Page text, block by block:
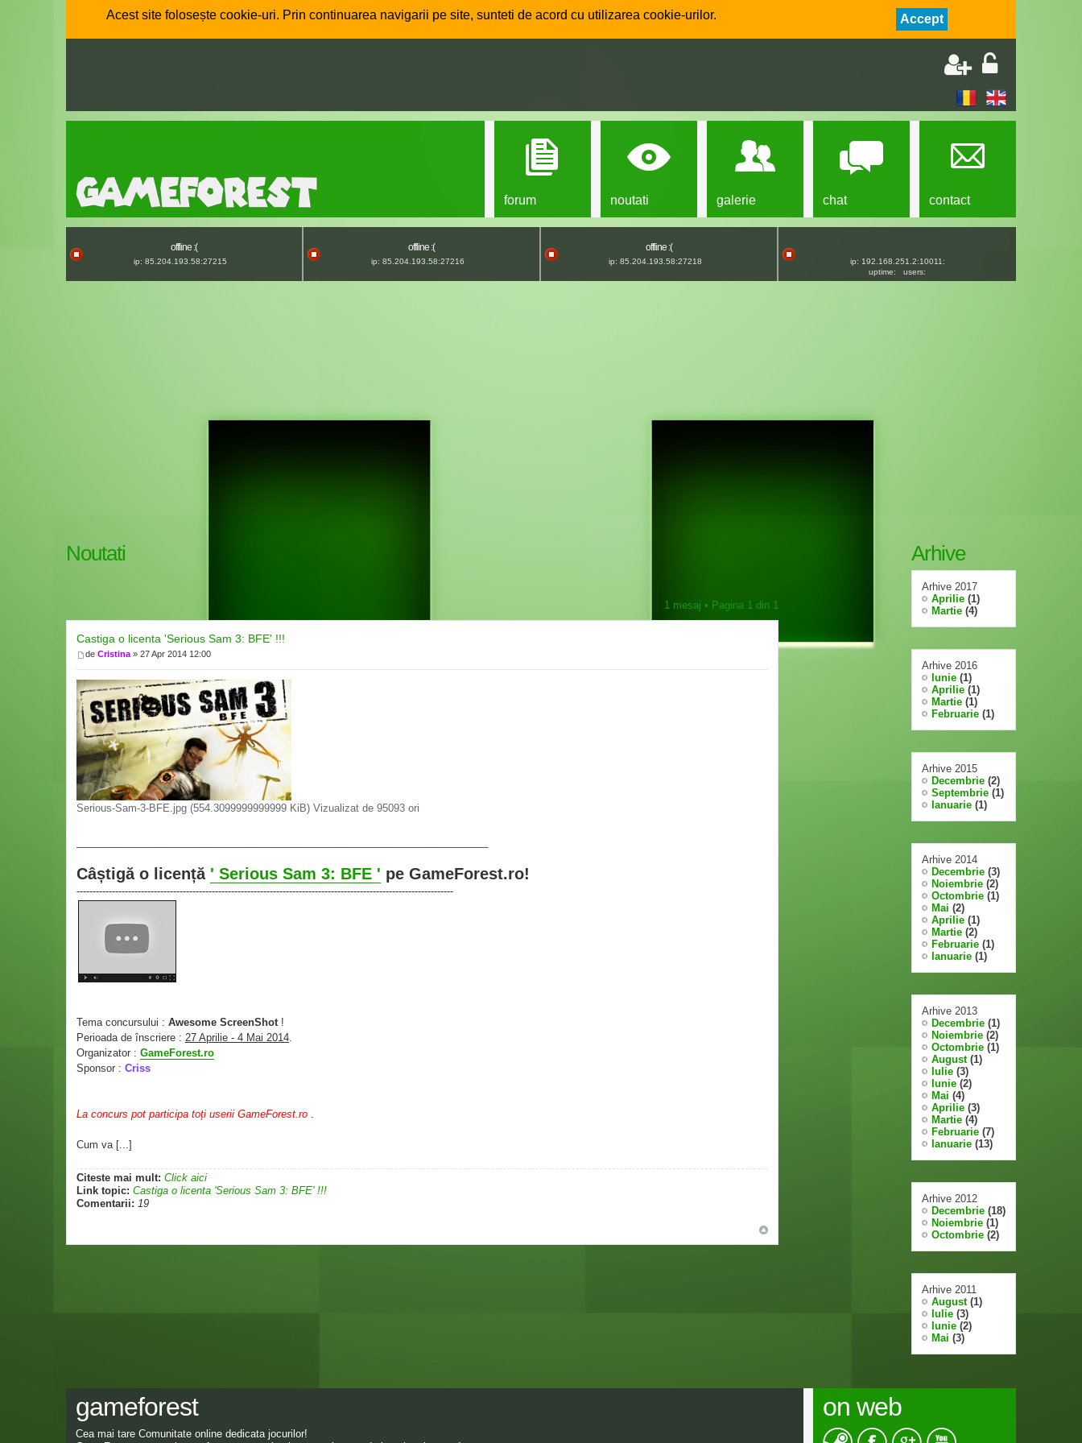
Acest site folosește cookie-uri. Prin continuarea navigarii pe site, sunteti de acord cu utilizarea cookie-urilor. Accept
forum noutati galerie chat contact
offline :(
ip: 85.204.193.58:27215
offline :(
ip: 85.204.193.58:27216
offline :(
ip: 85.204.193.58:27218
ip: 192.168.251.2:10011:
uptime:
users:
Noutati
1 mesaj • Pagina 1 din 1
Castiga o licenta 'Serious Sam 3: BFE' !!!
de Cristina » 27 Apr 2014 12:00
Serious-Sam-3-BFE.jpg (554.3099999999999 KiB) Vizualizat de 95093 ori
Câștigă o licență ' Serious Sam 3: BFE ' pe GameForest.ro!
---------------------------------------------------------------------------------------------------------------------
Tema concursului : Awesome ScreenShot !
Perioada de înscriere : 27 Aprilie - 4 Mai 2014
Organizator : GameForest.ro
Sponsor : Criss
La concurs pot participa toți userii GameForest.ro
Cum va [...]
Citeste mai mult: Click aici
Link topic: Castiga o licenta 'Serious Sam 3: BFE' !!!
Comentarii: 19
Arhive
Arhive 2017
Aprilie (1)
Martie (4)
Arhive 2016
Iunie (1)
Aprilie (1)
Martie (1)
Februarie (1)
Arhive 2015
Decembrie (2)
Septembrie (1)
Ianuarie (1)
Arhive 2014
Decembrie (3)
Noiembrie (2)
Octombrie (1)
Mai (2)
Aprilie (1)
Martie (2)
Februarie (1)
Ianuarie (1)
Arhive 2013
Decembrie (1)
Noiembrie (2)
Octombrie (1)
August(1)
Iulie (3)
Iunie (2)
Mai (4)
Aprilie (3)
Martie (4)
Februarie (7)
Ianuarie (13)
Arhive 2012
Decembrie (18)
Noiembrie (1)
Octombrie (2)
Arhive 2011
August(1)
Iulie (3)
Iunie (2)
Mai (3)
gameforest
Cea mai tare Comunitate online dedicata jocurilor!
on web